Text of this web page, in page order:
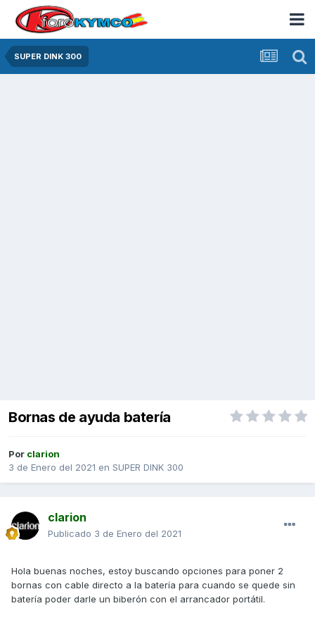
SUPER DINK 300
Bornas de ayuda batería
Por clarion
3 de Enero del 2021 en SUPER DINK 300
clarion
Publicado 3 de Enero del 2021
Hola buenas noches, estoy buscando opciones para poner 2
bornas con cable directo a la batería para cuando se quede sin
batería poder darle un biberón con el arrancador portátil.